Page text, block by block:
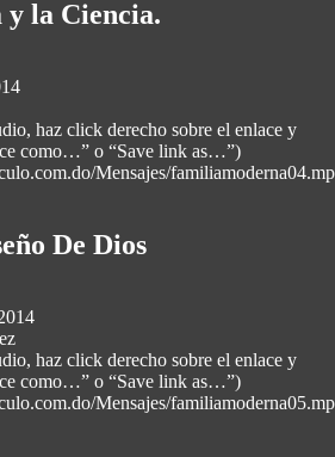
la Ciencia.
haz click derecho sobre el enlace y
como…” o “Save link as…”)
Mensajes/
De Dios
haz click derecho sobre el enlace y
como…” o “Save link as…”)
Mensajes/